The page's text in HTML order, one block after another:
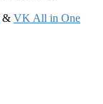
& VK All in One